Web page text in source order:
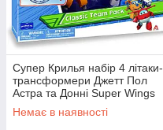
Супер Крилья набір 4 літаки-
трансформери Джетт Пол
Астра та Донні Super Wings
Classic Team Pack
Немає в наявності